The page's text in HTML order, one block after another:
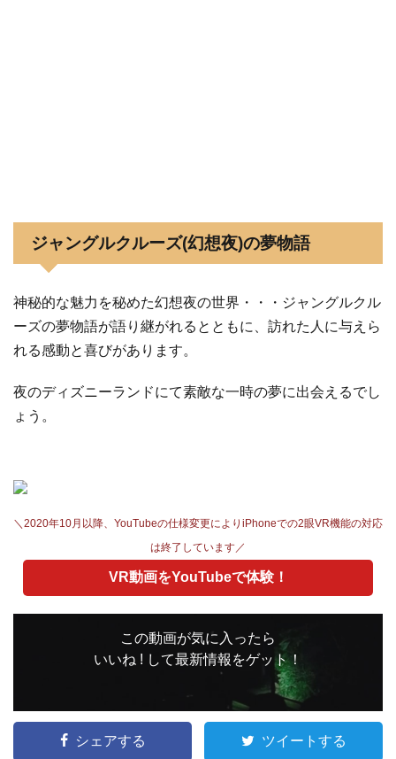
ジャングルクルーズ(幻想夜)の夢物語
神秘的な魅力を秘めた幻想夜の世界・・・ジャングルクル
ーズの夢物語が語り継がれるとともに、訪れた人に与えら
れる感動と喜びがあります。
夜のディズニーランドにて素敵な一時の夢に出会えるでし
ょう。
＼2020年10月以降、YouTubeの仕様変更によりiPhoneでの2眼VR機能の対応
は終了しています／
VR動画をYouTubeで体験！
この動画が気に入ったら
いいね ! して最新情報をゲット！
シェアする ツイートする